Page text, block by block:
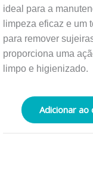
ideal para a
limpeza eficaz e um
para remover
proporciona uma
limpo e higienizado.
Adicionar